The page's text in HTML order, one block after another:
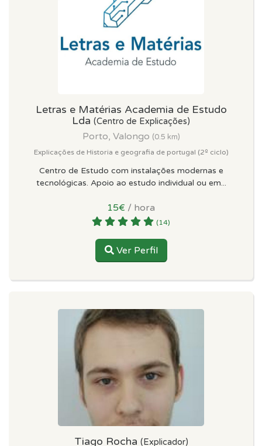
Letras e Matérias Academia de Estudo
Lda (Centro de Explicações)
Porto, Valongo (0.5 km)
Explicações de Historia e geografia de portugal (2º ciclo)
Centro de Estudo com instalações modernas e
tecnológicas. Apoio ao estudo individual ou em...
15€ / hora
(14)
Ver Perfil
Tiago Rocha (Explicador)